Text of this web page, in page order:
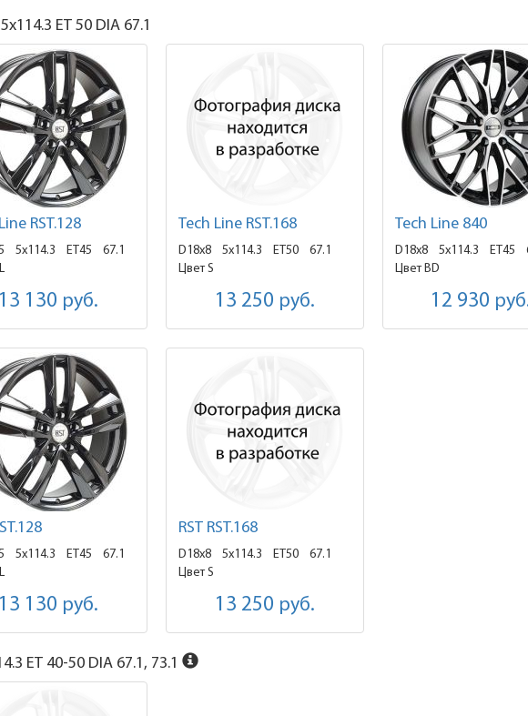
ET 50 DIA 67.1
RST.128
5x114.3 ET45
67.1
13 130 руб.
Tech Line RST.168
D18x8 5x114.3 ET50
67.1
Цвет S
13 250 руб.
Tech Line 840
D18x8 5x114.3 ET45
Цвет BD
12 930
5x114.3 ET45
67.1
13 130 руб.
RST RST.168
D18x8 5x114.3 ET50
67.1
Цвет S
13 250 руб.
ET 40-50 DIA 67.1, 73.1